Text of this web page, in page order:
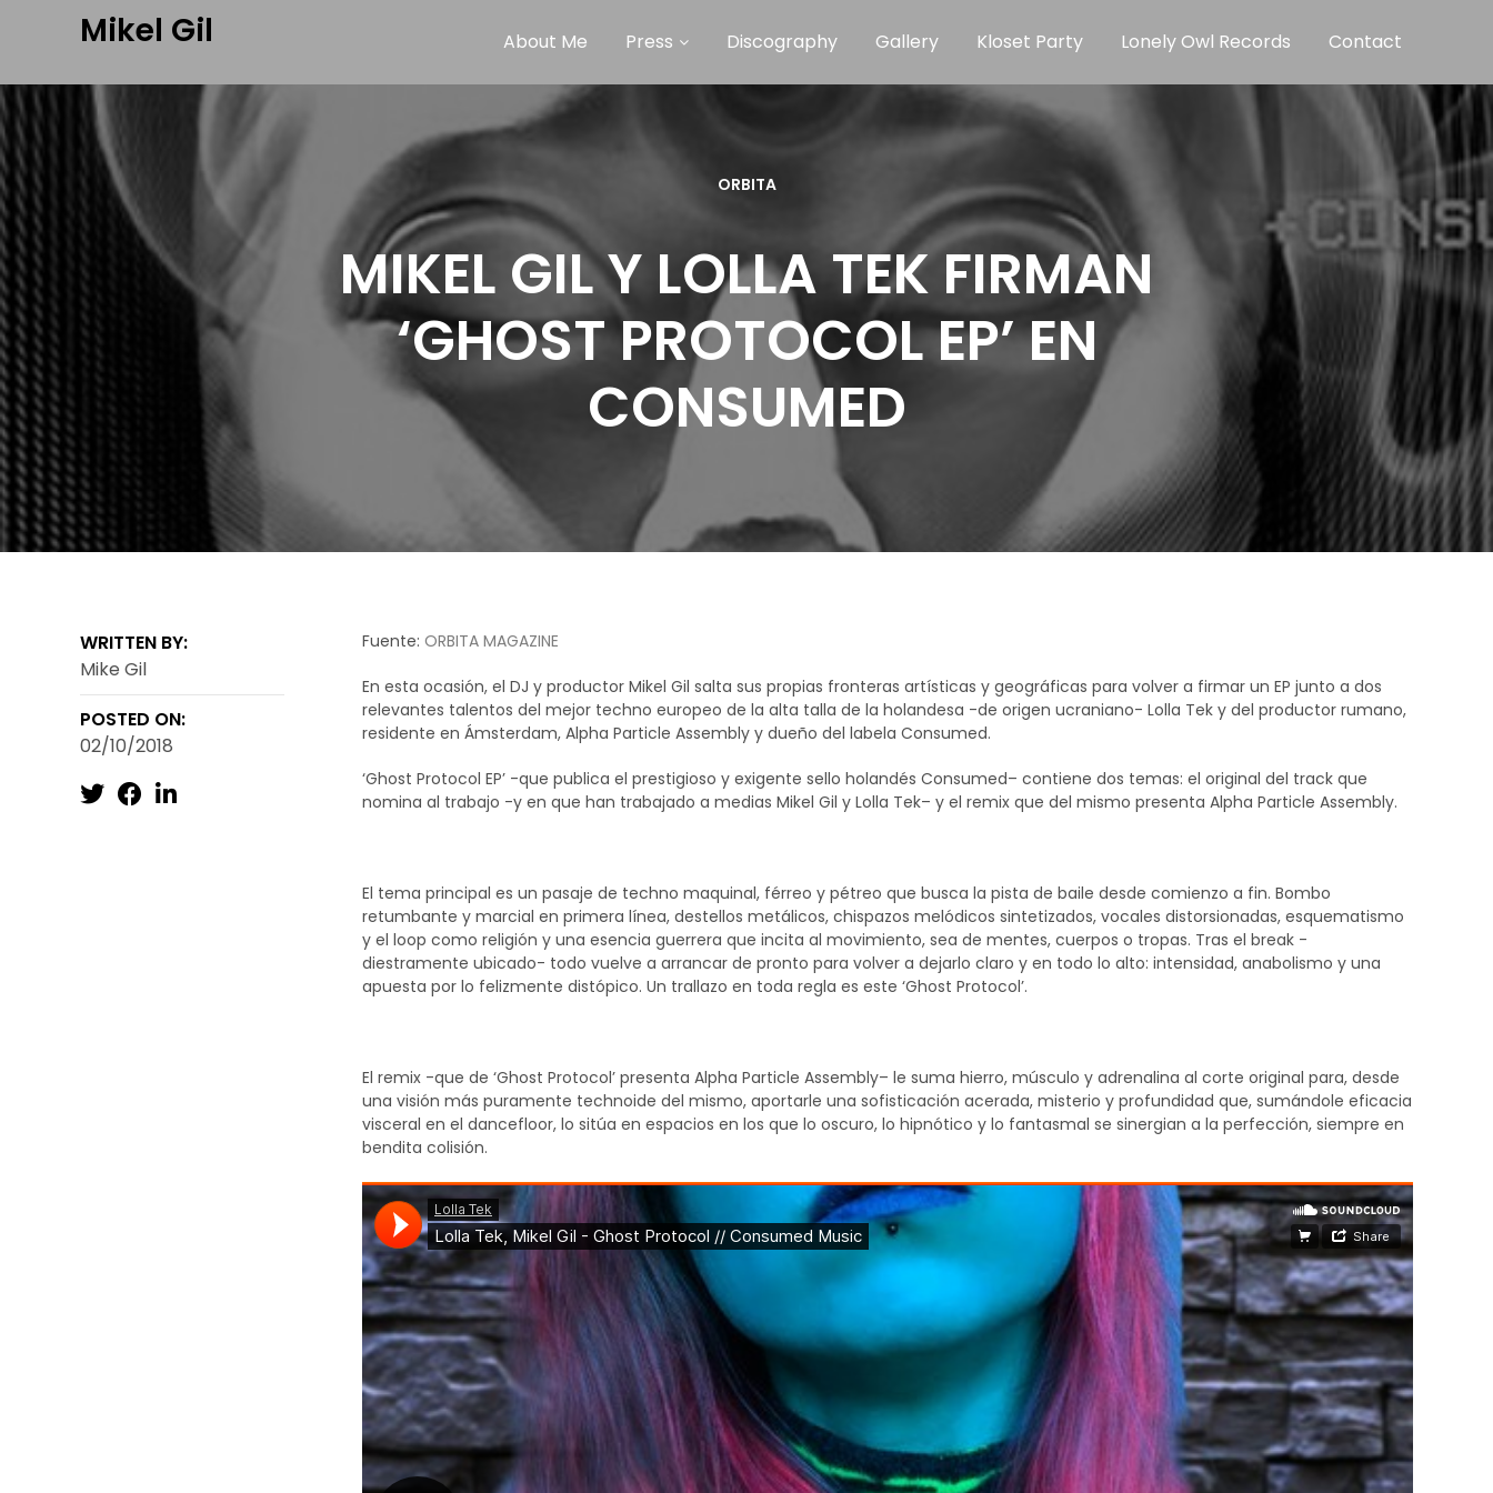
Mikel Gil About Me Press Discography Gallery Kloset Party Lonely Owl Records Contact
ORBITA
MIKEL GIL Y LOLLA TEK FIRMAN
‘GHOST PROTOCOL EP’ EN
CONSUMED
Fuente: ORBITA MAGAZINE
En esta ocasión, el DJ y productor Mikel Gil salta sus propias fronteras artísticas y geográficas para volver a firmar un EP junto a dos
relevantes talentos del mejor techno europeo de la alta talla de la holandesa -de origen ucraniano- Lolla Tek y del productor rumano,
residente en Ámsterdam, Alpha Particle Assembly y dueño del labela Consumed.
‘Ghost Protocol EP’ -que publica el prestigioso y exigente sello holandés Consumed– contiene dos temas: el original del track que
nomina al trabajo -y en que han trabajado a medias Mikel Gil y Lolla Tek– y el remix que del mismo presenta Alpha Particle Assembly.
El tema principal es un pasaje de techno maquinal, férreo y pétreo que busca la pista de baile desde comienzo a fin. Bombo
retumbante y marcial en primera línea, destellos metálicos, chispazos melódicos sintetizados, vocales distorsionadas, esquematismo
y el loop como religión y una esencia guerrera que incita al movimiento, sea de mentes, cuerpos o tropas. Tras el break -
diestramente ubicado- todo vuelve a arrancar de pronto para volver a dejarlo claro y en todo lo alto: intensidad, anabolismo y una
apuesta por lo felizmente distópico. Un trallazo en toda regla es este ‘Ghost Protocol’.
El remix -que de ‘Ghost Protocol’ presenta Alpha Particle Assembly– le suma hierro, músculo y adrenalina al corte original para, desde
una visión más puramente technoide del mismo, aportarle una sofisticación acerada, misterio y profundidad que, sumándole eficacia
visceral en el dancefloor, lo sitúa en espacios en los que lo oscuro, lo hipnótico y lo fantasmal se sinergian a la perfección, siempre en
bendita colisión.
WRITTEN BY:
Mike Gil
POSTED ON:
02/10/2018